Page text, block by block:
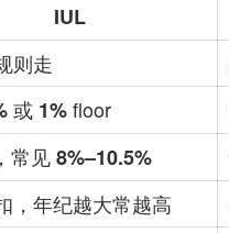
IUL
则走
或 1%floor
常见8%–10.5%
，年纪越大常越高